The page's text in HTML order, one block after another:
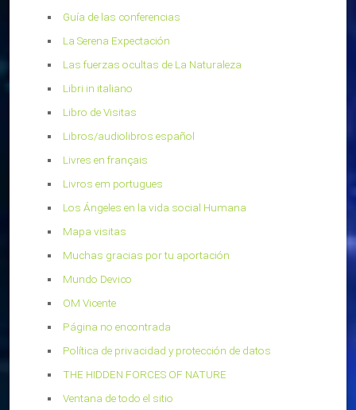
Guía de las conferencias
La Serena Expectación
Las fuerzas ocultas de La Naturaleza
Libri in italiano
Libro de Visitas
Libros/audiolibros español
Livres en français
Livros em portugues
Los Ángeles en la vida social Humana
Mapa visitas
Muchas gracias por tu aportación
Mundo Devico
OM Vicente
Página no encontrada
Política de privacidad y protección de datos
THE HIDDEN FORCES OF NATURE
Ventana de todo el sitio